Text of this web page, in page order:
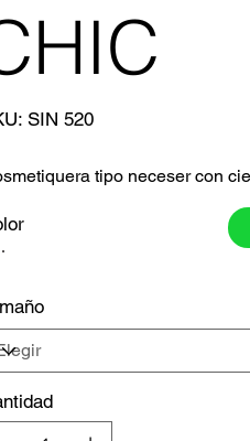
SKU
SIN
SIN 520
tipo neceser con